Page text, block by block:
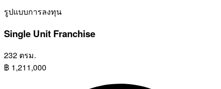
รูปแบบการลงทุน
Single Unit Franchise
232 ตรม.
฿ 1,211,000